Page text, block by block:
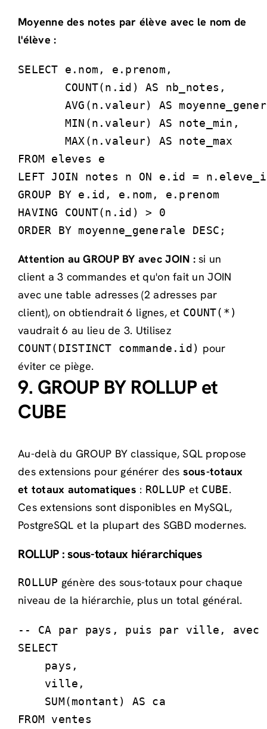
Moyenne des notes par élève avec le nom de
l'élève :
SELECT e.nom, e.prenom,
       COUNT(n.id) AS nb_notes,
AVG(n.valeur) AS
       MIN(n.valeur) AS note_min,
       MAX(n.valeur) AS note_max
FROM eleves e
LEFT JOIN notes n ON e.id =
GROUP BY e.id, e.nom, e.prenom
HAVING COUNT(n.id) > 0
ORDER BY moyenne_generale DESC;
Attention au GROUP BY avec JOIN :si un
client a 3 commandes et qu'on fait un JOIN
avec une table adresses (2 adresses par
client), on obtiendrait 6 lignes, et COUNT(*)
vaudrait 6 au lieu de 3. Utilisez
COUNT(DISTINCT commande.id) pour
éviter ce piège.
9. GROUP BY ROLLUP et
CUBE
Au-delà du GROUP BY classique, SQL propose
des extensions pour générer des sous-totaux
et totaux automatiques : ROLLUP et CUBE.
Ces extensions sont disponibles en MySQL,
PostgreSQL et la plupart des SGBD modernes.
ROLLUP : sous-totaux hiérarchiques
ROLLUP génère des sous-totaux pour chaque
niveau de la hiérarchie, plus un total général.
-- CA par pays, puis par ville, avec
SELECT
    pays,
    ville,
    SUM(montant) AS ca
FROM ventes